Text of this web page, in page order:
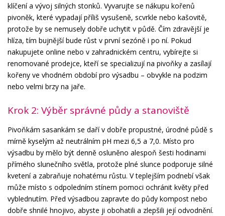
klíčení a vývoj silných stonků. Vyvarujte se nákupu kořenů
pivoněk, které vypadají příliš vysušeně, scvrkle nebo kašovitě,
protože by se nemusely dobře uchytit v půdě. Čím zdravější je
hlíza, tím bujnější bude růst v první sezóně i po ní. Pokud
nakupujete online nebo v zahradnickém centru, vybírejte si
renomované prodejce, kteří se specializují na pivoňky a zasílají
kořeny ve vhodném období pro výsadbu – obvykle na podzim
nebo velmi brzy na jaře.
Krok 2: Výběr správné půdy a stanoviště
Pivoňkám sasankám se daří v dobře propustné, úrodné půdě s
mírně kyselým až neutrálním pH mezi 6,5 a 7,0. Místo pro
výsadbu by mělo být denně osluněno alespoň šesti hodinami
přímého slunečního světla, protože plné slunce podporuje silné
kvetení a zabraňuje nohatému růstu. V teplejším podnebí však
může místo s odpoledním stínem pomoci ochránit květy před
vyblednutím. Před výsadbou zapravte do půdy kompost nebo
dobře shnilé hnojivo, abyste ji obohatili a zlepšili její odvodnění.